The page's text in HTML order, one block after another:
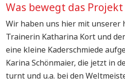
Was bewegt das
Wir haben uns hier mit unserer
Trainerin Katharina Kort und
eine kleine Kaderschmiede
Karina Schönmaier, die jetzt in
turnt und u.a. bei den